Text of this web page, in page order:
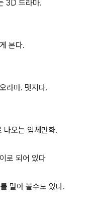
3D 드라마.
본다.
라마. 멋지다.
나오는 입체만화.
로 되어 있다
맡아 볼수도 있다.